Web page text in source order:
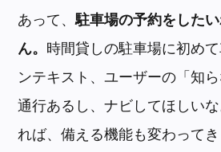
あって、駐車場の予約をした
ん。 時間貸しの駐車場に初め
ンテキスト、ユーザーの「知
通行あるし、ナビしてほしい
れば、備える機能も変わってき